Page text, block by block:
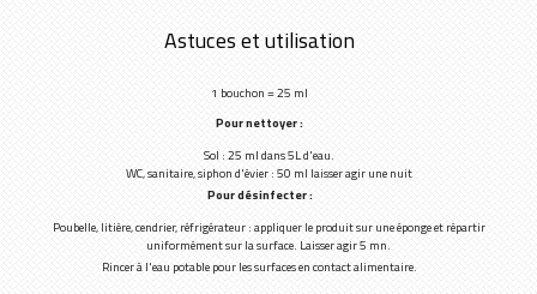
Astuces et utilisation
1 bouchon = 25 ml
Pour nettoyer :
Sol : 25 ml dans 5L d'eau.
WC, sanitaire, siphon d'évier : 50 ml laisser agir une nuit
Pour désinfecter :
Poubelle, litière, cendrier, réfrigérateur : appliquer le produit sur une éponge et répartir
uniformément sur la surface. Laisser agir 5 mn.
Rincer à l'eau potable pour les surfaces en contact alimentaire.